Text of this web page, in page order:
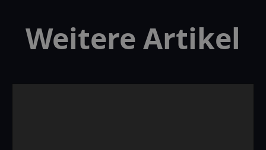
Weitere Artikel